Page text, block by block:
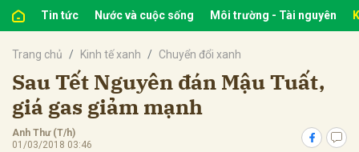
Tin tức Nước và cuộc sống Môi trường - Tài nguyên
Trang chủ Kinh tế xanh Chuyển đổi xanh
Sau Tết Nguyên đán Mậu Tuất,
giá gas giảm mạnh
Anh Thư (T/h)
01/03/2018 03:46